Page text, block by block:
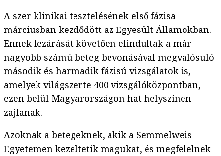
A szer klinikai tesztelésének első fázisa
márciusban kezdődött az Egyesült Államokban.
Ennek lezárását követően elindultak a már
nagyobb számú beteg bevonásával megvalósuló
második és harmadik fázisú vizsgálatok is,
amelyek világszerte 400 vizsgálóközpontban,
ezen belül Magyarországon hat helyszínen
zajlanak.
Azoknak a betegeknek, akik a Semmelweis
Egyetemen kezeltetik magukat, és megfelelnek